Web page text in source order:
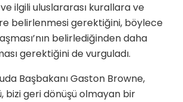
ilgili uluslararası kurallara ve
belirlenmesi gerektiğini, böylece
belirlediğinden daha
gerektiğini de vurguladı.
Başbakanı Gaston Browne,
bizi geri dönüşü olmayan bir